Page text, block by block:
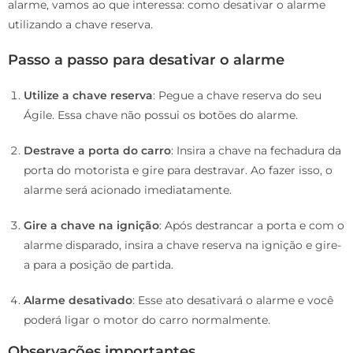
alarme, vamos ao que interessa: como desativar o alarme
utilizando a chave reserva.
Passo a passo para desativar o alarme
Utilize a chave reserva: Pegue a chave reserva do seu
Ágile. Essa chave não possui os botões do alarme.
Destrave a porta do carro: Insira a chave na fechadura da
porta do motorista e gire para destravar. Ao fazer isso, o
alarme será acionado imediatamente.
Gire a chave na ignição: Após destrancar a porta e com o
alarme disparado, insira a chave reserva na ignição e gire-
a para a posição de partida.
Alarme desativado: Esse ato desativará o alarme e você
poderá ligar o motor do carro normalmente.